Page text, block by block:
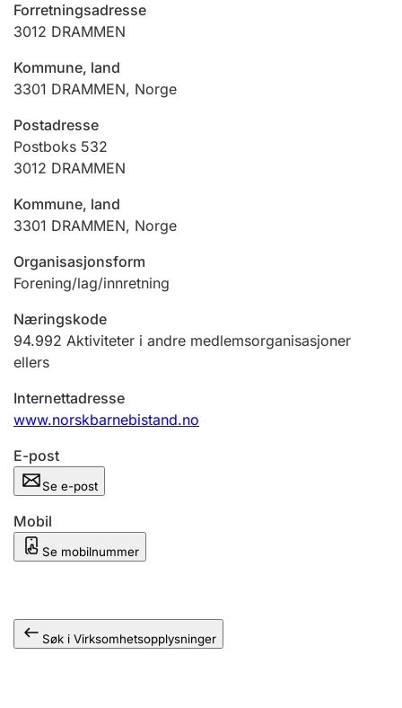
Betaling og jegeravgiftskort
Ektepaktveileder
Offentlig sektor
Andre tema
Forretningsadresse
3012 DRAMMEN
Kommune, land
3301 DRAMMEN, Norge
Postadresse
Postboks 532
3012 DRAMMEN
Kommune, land
3301 DRAMMEN, Norge
Organisasjonsform
Forening/lag/innretning
Næringskode
94.992 Aktiviteter i andre medlemsorganisasjoner
ellers
Internettadresse
www.norskbarnebistand.no
E-post
Se e-post
Mobil
Se mobilnummer
Søk i Virksomhetsopplysninger